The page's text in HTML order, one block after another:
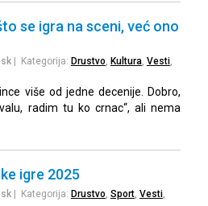
se igra na sceni, već ono
| Kategorija: Drustvo Kultura, Vesti,
više od jedne decenije. Dobro,
radim tu ko crnac“, ali nema
igre 2025
| Kategorija: Drustvo Sport, Vesti,